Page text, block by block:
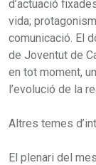
d’actuació
vida;
comunicació. El
de Joventut de
en tot moment,
l’evolució de la
Altres temes
El plenari del